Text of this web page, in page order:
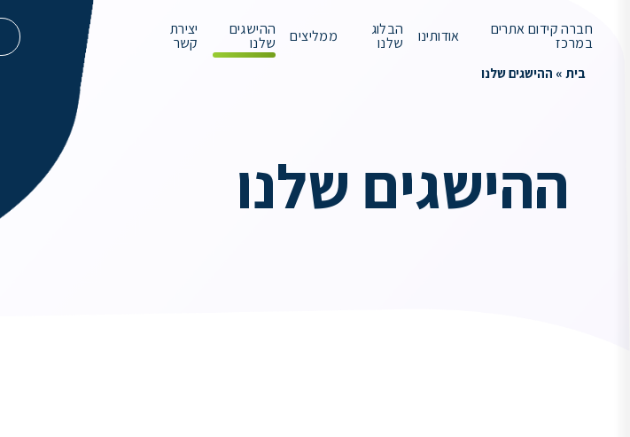
חברה קידום אתרים
במרכז אודותינו הבלוג
שלנו ממליצים ההישגים
שלנו
יצירת
קשר
בית » ההישגים שלנו
ההישגים שלנו